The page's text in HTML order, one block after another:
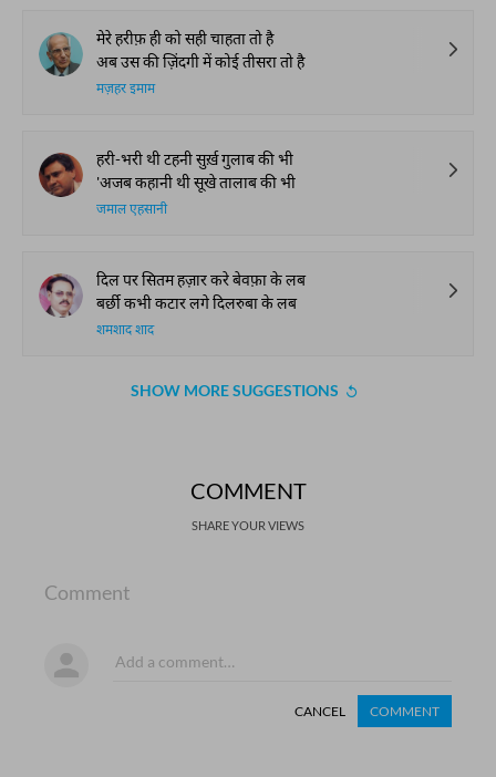
मेरे हरीफ़ ही को सही चाहता तो है
अब उस की ज़िंदगी में कोई तीसरा तो है
मज़हर इमाम
हरी-भरी थी टहनी सुर्ख़ गुलाब की भी
'अजब कहानी थी सूखे तालाब की भी
जमाल एहसानी
दिल पर सितम हज़ार करे बेवफ़ा के लब
बर्छी कभी कटार लगे दिलरुबा के लब
शमशाद शाद
SHOW MORE SUGGESTIONS
COMMENT
SHARE YOUR VIEWS
Comment
CANCEL COMMENT